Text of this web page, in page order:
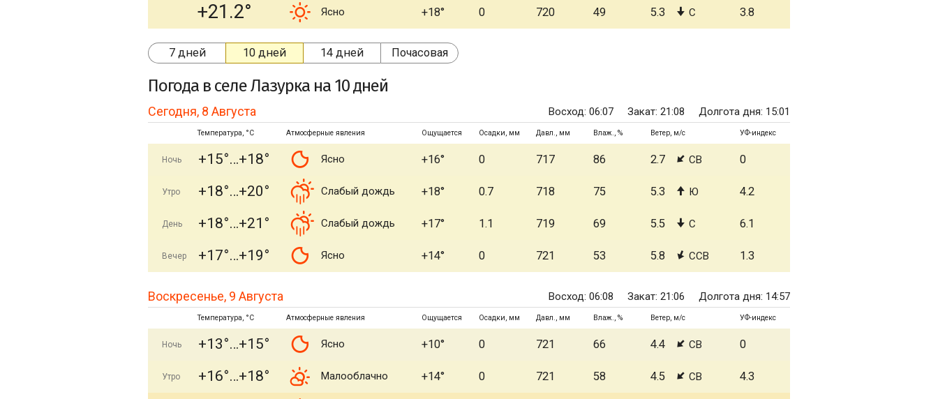
+21.2° Ясно +18° 0 720 49 5.3 С 3.8
7 дней 10 дней 14 дней Почасовая
Погода в селе Лазурка на 10 дней
Сегодня, 8 Августа Восход: 06:07 Закат: 21:08 Долгота дня: 15:01
Температура, °C Атмосферные явления Ощущается Осадки, мм Давл., мм Влаж., % Ветер, м/с УФ-индекс
Ночь +15° +18° Ясно +16° 0 717 86 2.7 СВ 0
Утро +18° +20° Слабый дождь +18° 0.7 718 75 5.3 Ю 4.2
День +18° +21° Слабый дождь +17° 1.1 719 69 5.5 С 6.1
Вечер +17° +19° Ясно +14° 0 721 53 5.8 ССВ 1.3
Воскресенье, 9 Августа Восход: 06:08 Закат: 21:06 Долгота дня: 14:57
Температура, °C Атмосферные явления Ощущается Осадки, мм Давл., мм Влаж., % Ветер, м/с УФ-индекс
Ночь +13° +15° Ясно +10° 0 721 66 4.4 СВ 0
Утро +16° +18° Малооблачно +14° 0 721 58 4.5 СВ 4.3